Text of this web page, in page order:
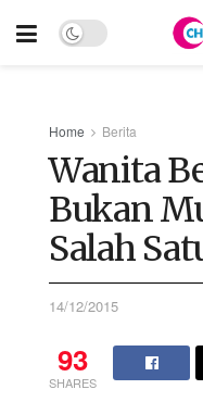
Home Berita
Wanita
Bukan
Salah
14/12/2015
93
SHARES